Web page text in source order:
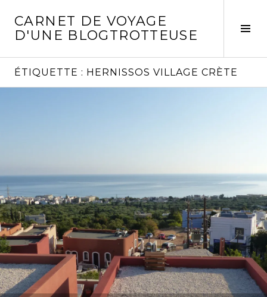
contenu
CARNET DE VOYAGE
D'UNE BLOGTROTTEUSE
ÉTIQUETTE : HERNISSOS VILLAGE CRÈTE